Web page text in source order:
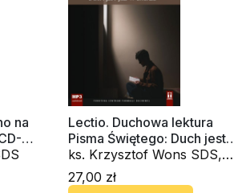
na
Lectio. Duchowa lektura
Pisma Świętego: Duch jest
już w literze (CD-
audiobook)
ks. Krzysztof Wons SDS,
Lorenzo Saraceno OSBCam
27,00 zł